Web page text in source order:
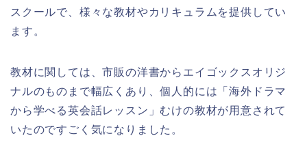
スクールで、様々な教材やカリキュラムを提供してい
ます。
教材に関しては、市販の洋書からエイゴックスオリジ
ナルのものまで幅広くあり、個人的には「海外ドラマ
から学べる英会話レッスン」むけの教材が用意されて
いたのですごく気になりました。